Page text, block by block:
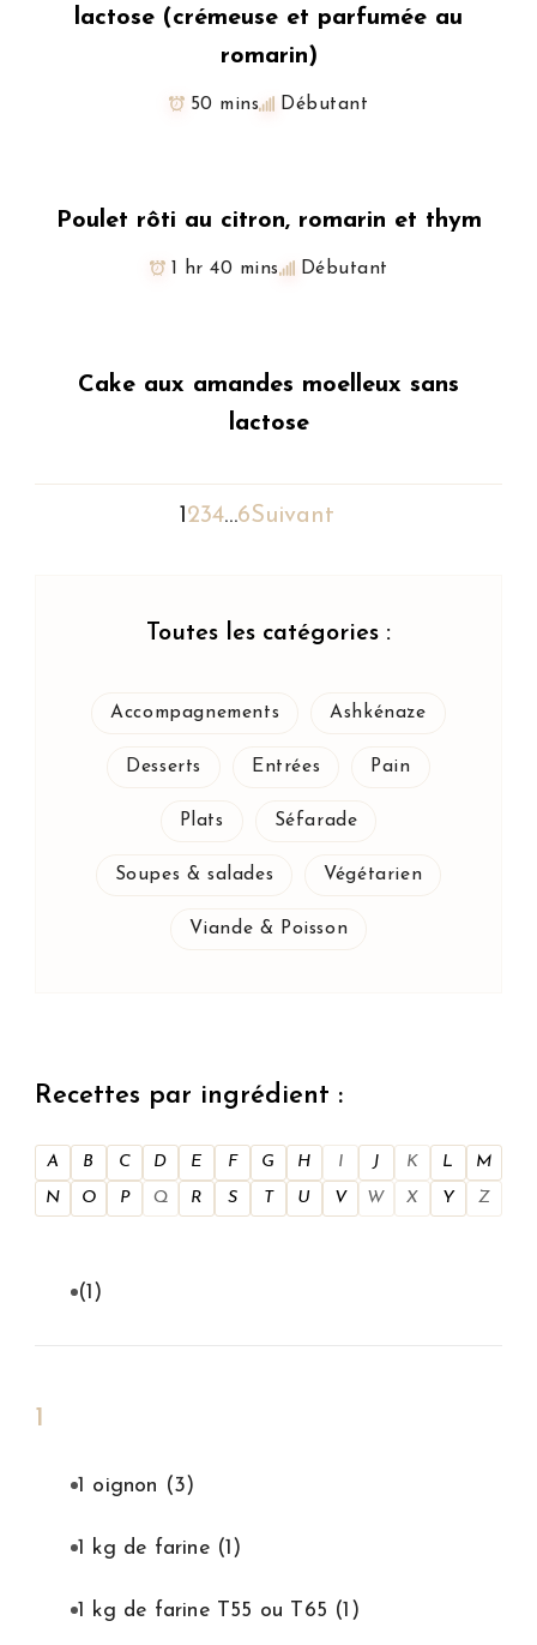
lactose (crémeuse et parfumée au
romarin)
50 mins Débutant
Poulet rôti au citron, romarin et thym
1 hr 40 mins Débutant
Cake aux amandes moelleux sans
lactose
1 234…6Suivant
Toutes les catégories :
Accompagnements Ashkénaze
Desserts Entrées Pain
Plats Séfarade
Soupes & salades Végétarien
Viande & Poisson
Recettes par ingrédient :
A B C D E F G H I J K L
M
N
O P Q R S T U V W X Y Z
(1)
1
1 oignon (3)
1 kg de farine (1)
1 kg de farine T55 ou T65 (1)